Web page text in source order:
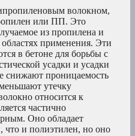
волокном,
или ПП. Это
из пропилена и
применения. Эти
в бетоне для борьбы с
усадки и усадки
проницаемость
утечку
относится к
частично
Оно обладает
что и полиэтилен, но оно